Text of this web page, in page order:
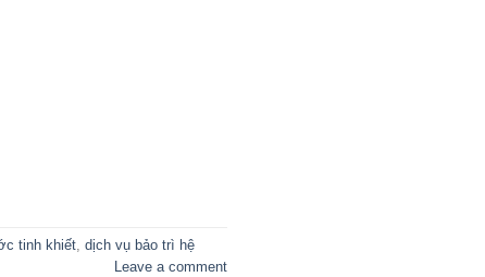
tinh khiết, dịch vụ bảo trì hệ
Leave a comment